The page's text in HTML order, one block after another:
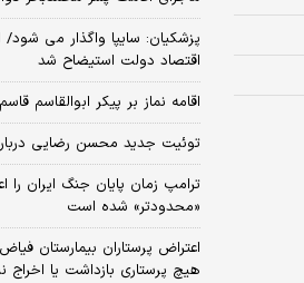
پزشکیان: سایپا واگذار می شود/
اقتصاد دولت استیضاح شد
اقامه نماز بر پیکر ابوالقاسم
توئیت جدید محسن رضایی
ترامپ زمان پایان جنگ ایران را
«محدودتر» شده است
اعتراض پرستاران بیمارستان
هیچ پرستاری بازداشت یا